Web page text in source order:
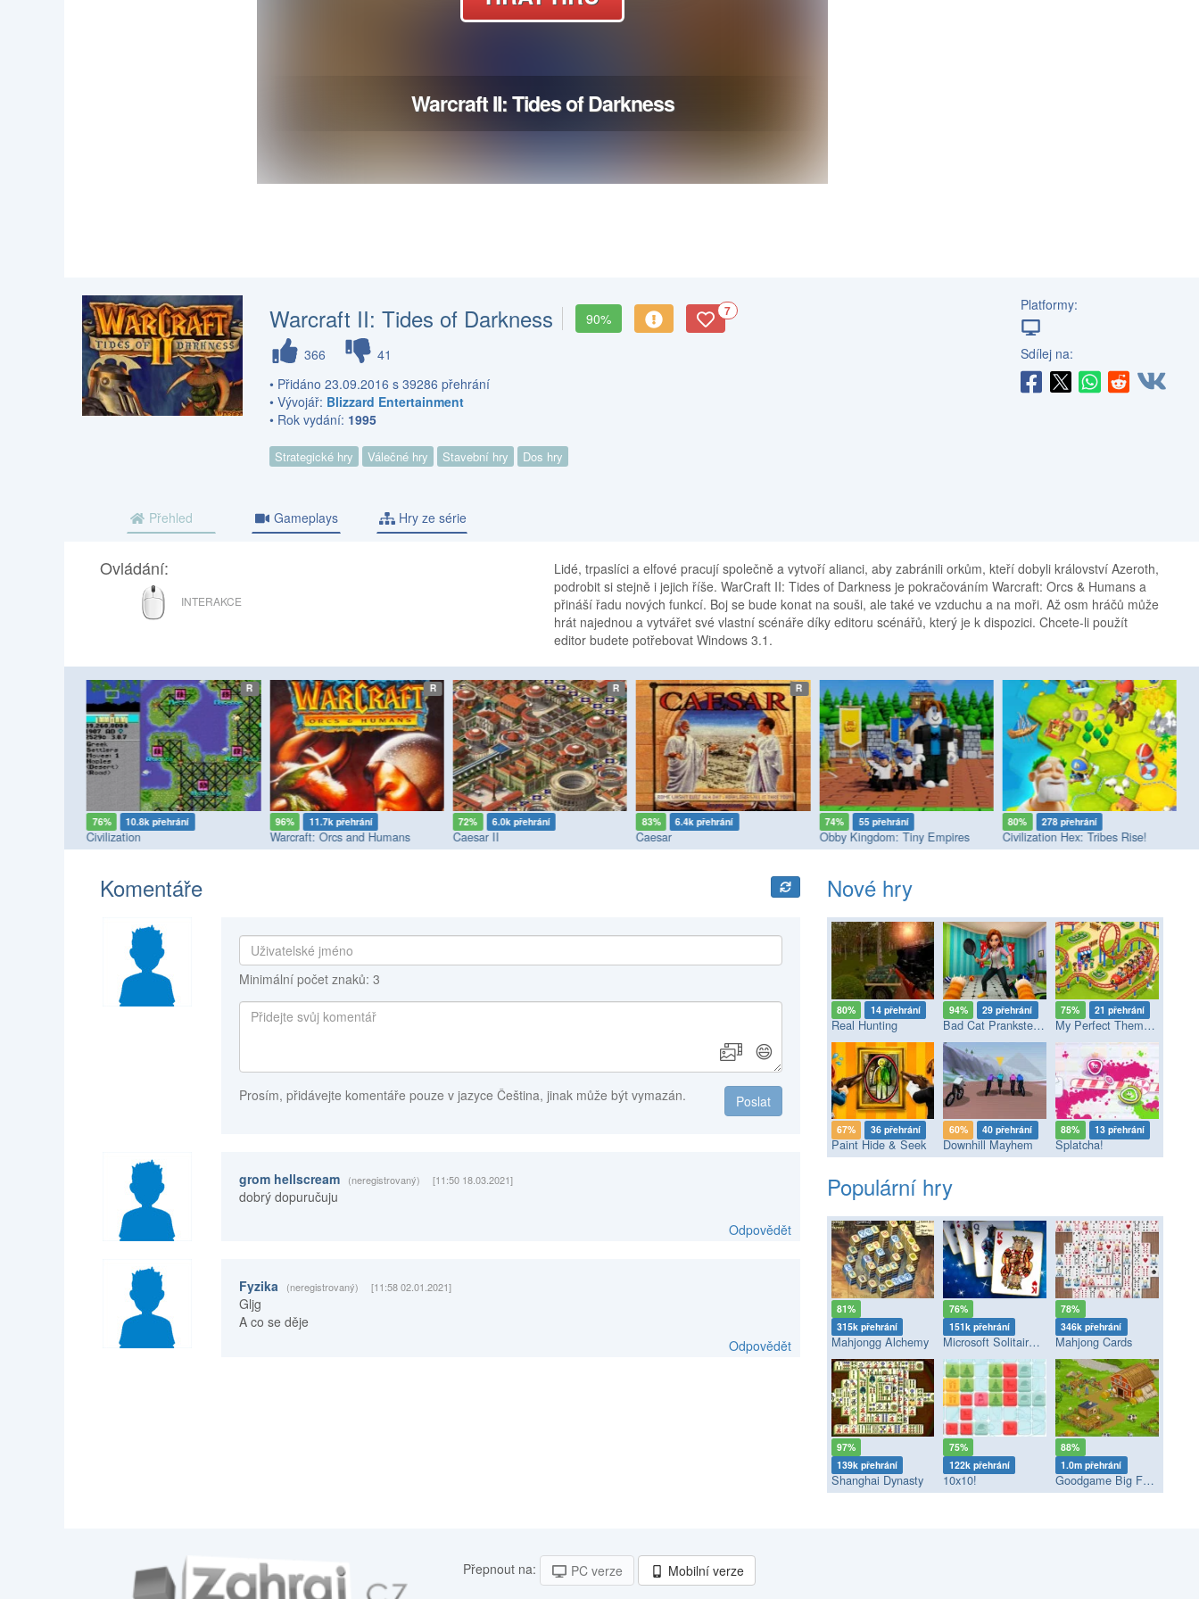
Warcraft II: Tides of Darkness 90% 7
366
41
• Přidáno 23.09.2016 s 39286 přehrání
• Vývojář: Blizzard Entertainment
• Rok vydání: 1995
Strategické hry Válečné hry Stavební hry Dos hry
Platformy:
Sdílej na:
Přehled Gameplays Hry ze série
Ovládání:
MYŠ
INTERAKCE
Lidé, trpaslíci a elfové pracují společně a vytvoří alianci, aby zabránili orkům, kteří dobyli království Azeroth,
podrobit si stejně i jejich říše. WarCraft II: Tides of Darkness je pokračováním Warcraft: Orcs & Humans a
přináší řadu nových funkcí. Boj se bude konat na souši, ale také ve vzduchu a na moři. Až osm hráčů může
hrát najednou a vytvářet své vlastní scénáře díky editoru scénářů, který je k dispozici. Chcete-li použít
editor budete potřebovat Windows 3.1.
R etro
76% 10.8k přehrání
Civilization
Retro
96% 11.7k přehrání
Warcraft: Orcs and Humans
Retro
72% 6.0k přehrání
Caesar II
R etro
83% 6.4k přehrání
Caesar
74% 55 přehrání
Obby Kingdom: Tiny Empires
80% 278 přehrání
Civilization Hex: Tribes Rise!
Komentáře
Minimální počet znaků: 3
😄
Poslat
Prosím, přidávejte komentáře pouze v jazyce Čeština, jinak může být vymazán.
grom hellscream (neregistrovaný) [11:50 18.03.2021]
dobrý dopuručuju
Odpovědět
Fyzika (neregistrovaný) [11:58 02.01.2021]
Gljg
A co se děje
Odpovědět
Nové hry
80% 14 přehrání
Real Hunting
94% 29 přehrání
Bad Cat Prankster - Mom’s Return
75% 21 přehrání
My Perfect Theme Park
67% 36 přehrání
Paint Hide & Seek
60% 40 přehrání
Downhill Mayhem
88% 13 přehrání
Splatcha!
Populární hry
81%
315k přehrání
Mahjongg Alchemy
76%
151k přehrání
Microsoft Solitaire Collection
78%
346k přehrání
Mahjong Cards
97%
139k přehrání
Shanghai Dynasty
75%
122k přehrání
10x10!
88%
1.0m přehrání
Goodgame Big Farm
Přepnout na: PC verze
Mobilní verze